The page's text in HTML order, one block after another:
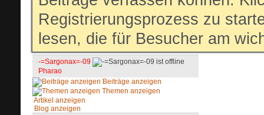
Registrierungsprozess zu
lesen, die für Besucher am
-=Sargonax=-09
Pharao
Beiträge anzeigen
Themen anzeigen
Artikel anzeigen
Blog anzeigen